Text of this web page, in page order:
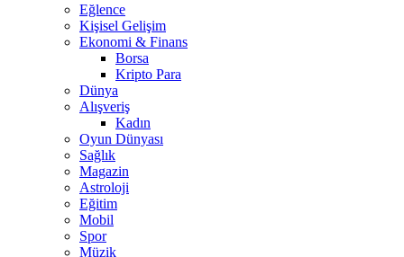
Eğlence
Kişisel Gelişim
Ekonomi & Finans
Borsa
Kripto Para
Dünya
Alışveriş
Kadın
Oyun Dünyası
Sağlık
Magazin
Astroloji
Eğitim
Mobil
Spor
Müzik